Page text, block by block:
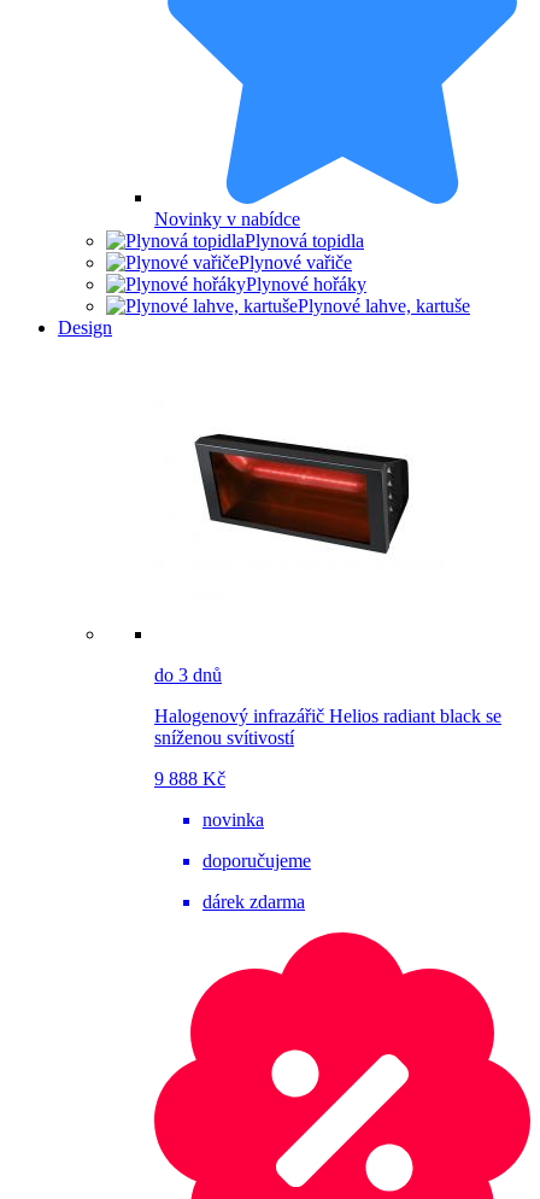
Novinky v nabídce
Plynová topidla
Plynové vařiče
Plynové hořáky
Plynové lahve, kartuše
Design
do 3 dnů
Halogenový infrazářič Helios radiant black se
sníženou svítivostí
9 888 Kč
novinka
doporučujeme
dárek zdarma